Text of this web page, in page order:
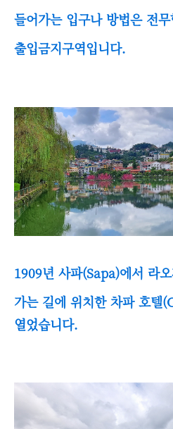
들어가는 입구나 방법은 전
출입금지구역입니다.
1909년 사파(Sapa)에서 라
가는 길에 위치한 차파 호
열었습니다.